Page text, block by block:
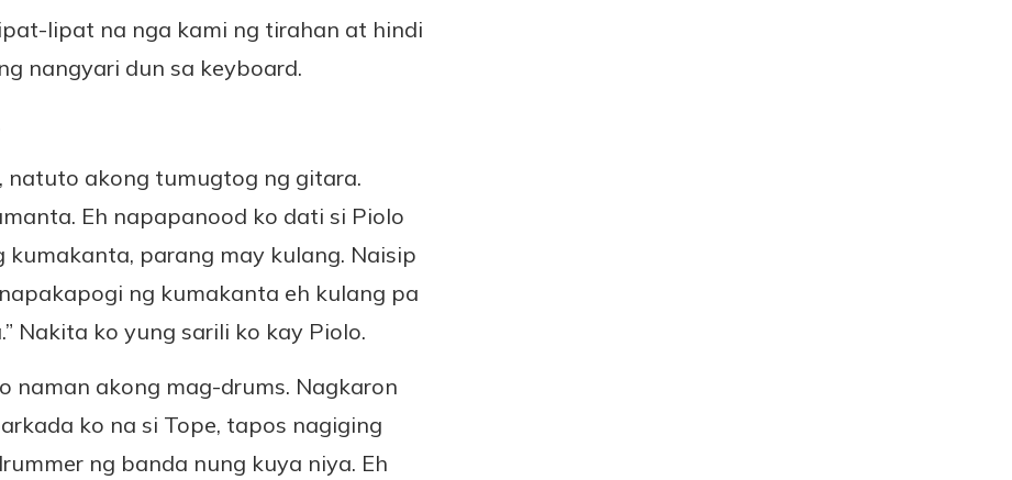
lipat na nga kami ng tirahan at hindi
nangyari dun sa keyboard.
natuto akong tumugtog ng gitara.
Eh napapanood ko dati si Piolo
kumakanta, parang may kulang. Naisip
ng kumakanta eh kulang pa
Nakita ko yung sarili ko kay Piolo.
naman akong mag-drums. Nagkaron
ko na si Tope, tapos nagiging
ng banda nung kuya niya. Eh